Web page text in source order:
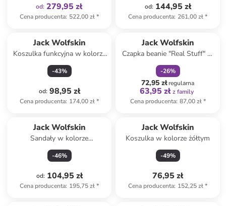
od: 279,95 zł
Cena producenta: 522,00 zł*
od: 144,95 zł
Cena producenta: 261,00 zł*
Jack Wolfskin
Koszulka funkcyjna w kolorze
granatowym
-43%
od: 98,95 zł
Cena producenta: 174,00 zł*
Jack Wolfskin
Czapka beanie "Real Stuff" w
kolorze miętowym
-26%
72,95 złregularna
63,95 zł z family
Cena producenta: 87,00 zł*
Jack Wolfskin
Sandały w kolorze
turkusowo-różowym
-46%
od: 104,95 zł
Cena producenta: 195,75 zł*
Jack Wolfskin
Koszulka w kolorze żółtym
-49%
76,95 zł
Cena producenta: 152,25 zł*